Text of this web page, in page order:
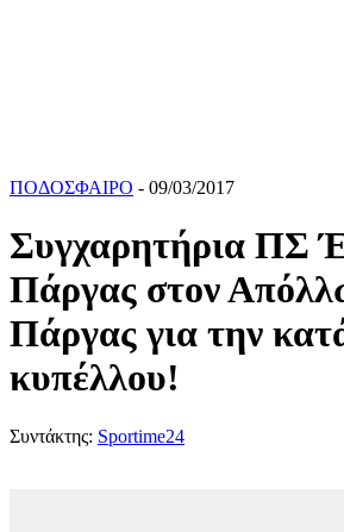
ΠΟΔΟΣΦΑΙΡΟ - 09/03/2017
Συγχαρητήρια ΠΣ
Πάργας στον
Πάργας για την
κυπέλλου!
Συντάκτης: Sportime24